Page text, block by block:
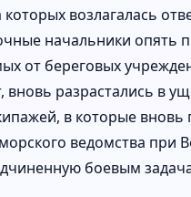
возлагалась
начальники опять
от береговых
вновь разрастались в
в которые вновь
ведомства при
боевым